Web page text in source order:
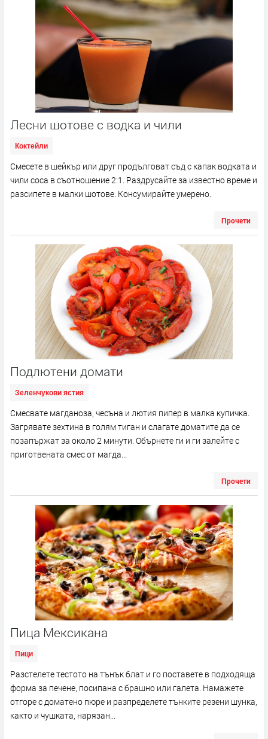
Лесни шотове с водка и чили
Коктейли
Смесете в шейкър или друг продълговат съд с капак водката и
чили соса в съотношение 2:1. Раздрусайте за известно време и
разсипете в малки шотове. Консумирайте умерено.
Прочети
Подлютени домати
Зеленчукови ястия
Смесвате магданоза, чесъна и лютия пипер в малка купичка.
Загрявате зехтина в голям тиган и слагате доматите да се
позапържат за около 2 минути. Обърнете ги и ги залейте с
приготвената смес от магда...
Прочети
Пица Мексикана
Пици
Разстелете тестото на тънък блат и го поставете в подходяща
форма за печене, посипана с брашно или галета. Намажете
отгоре с доматено пюре и разпределете тънките резени шунка,
както и чушката, нарязан...